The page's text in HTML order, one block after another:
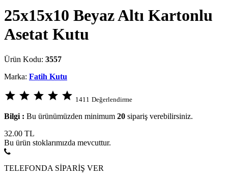
25x15x10 Beyaz Altı Kartonlu
Asetat Kutu
Ürün Kodu: 3557
Marka: Fatih Kutu
star star star star star 1411 Değerlendirme
Bilgi : Bu ürünümüzden minimum 20 sipariş verebilirsiniz.
32.00 TL
Bu ürün stoklarımızda mevcuttur.
TELEFONDA SİPARİŞ VER